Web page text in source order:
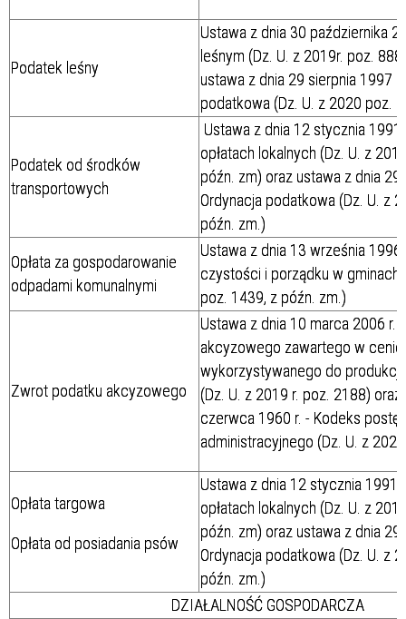
Podatek leśny
Ustawa z dnia 30 października
leśnym (Dz. U. z 2019r. poz.
ustawa z dnia 29 sierpnia 1997
podatkowa (Dz. U. z 2020 poz.
Podatek od środków
transportowych
Ustawa z dnia 12 stycznia
opłatach lokalnych (Dz. U. z
późn. zm) oraz ustawa z dnia
Ordynacja podatkowa (Dz. U. z
późn. zm.)
Opłata za gospodarowanie
odpadami komunalnymi
Ustawa z dnia 13 września 1996
czystości i porządku w gminach
poz. 1439, z późn. zm.)
Zwrot podatku akcyzowego
Ustawa z dnia 10 marca 2006 r.
akcyzowego zawartego w
wykorzystywanego do produkcji
(Dz. U. z 2019 r. poz. 2188)
czerwca 1960 r. - Kodeks
administracyjnego (Dz. U. z
Opłata targowa
Opłata od posiadania psów
Ustawa z dnia 12 stycznia 1991
opłatach lokalnych (Dz. U. z
późn. zm) oraz ustawa z dnia
Ordynacja podatkowa (Dz. U. z
późn. zm.)
DZIAŁALNOŚĆ GOSPODARCZA